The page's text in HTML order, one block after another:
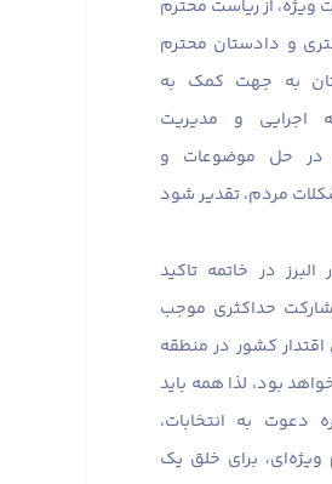
ویژه، از ریاست محترم
و دادستان محترم
به جهت کمک به
اجرایی و مدیریت
حل موضوعات و
البرز در خاتمه تاکید
حداکثری موجب
اقتدار کشور در منطقه
بود، لذا همه باید
دعوت به انتخابات،
ویژه‌ای، برای خلق یک